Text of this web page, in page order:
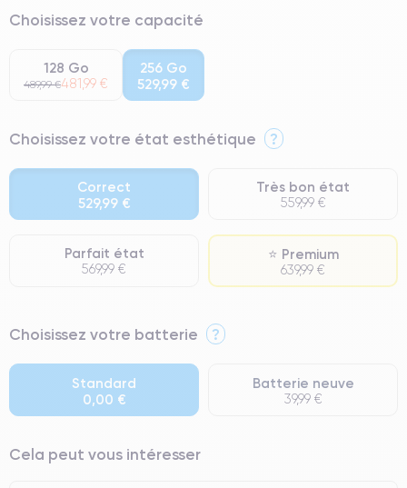
Choisissez votre capacité
128 Go
489,99 €481,99 €
256 Go
529,99 €
Choisissez votre état esthétique ?
Correct
529,99 €
Très bon état
559,99 €
Parfait état
569,99 €
⭐ Premium
639,99 €
⭐ Premium
● Batterie : usage intensif.
● Seuls 5% de nos téléphones ont un grade Premium.
Choisissez votre batterie ?
Standard
0,00 €
Batterie neuve
39,99 €
Cela peut vous intéresser